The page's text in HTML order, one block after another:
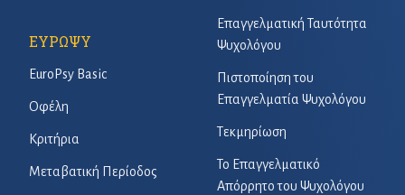
Επαγγελματική Ταυτότητα
Ψυχολόγου
Πιστοποίηση του
Επαγγελματία Ψυχολόγου
Τεκμηρίωση
Το Επαγγελματικό
Απόρρητο του Ψυχολόγου
ΕΥΡΩΨΥ
EuroPsy Basic
Οφέλη
Κριτήρια
Μεταβατική Περίοδος